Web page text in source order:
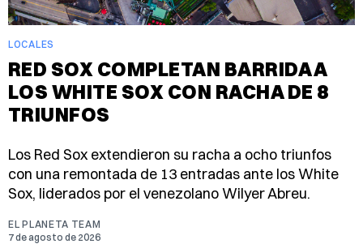
LOCALES
RED SOX COMPLETAN BARRIDA A
LOS WHITE SOX CON RACHA DE 8
TRIUNFOS
Los Red Sox extendieron su racha a ocho triunfos
con una remontada de 13 entradas ante los White
Sox, liderados por el venezolano Wilyer Abreu.
EL PLANETA TEAM
7 de agosto de 2026